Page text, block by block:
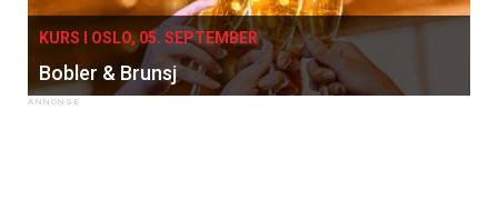
KURS I OSLO, 05. SEPTEMBER
Bobler & Brunsj